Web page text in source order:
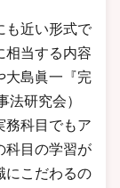
も近い形式で
相当する内容
大島眞一『完
法研究会）
務科目でもア
科目の学習が
にこだわるの